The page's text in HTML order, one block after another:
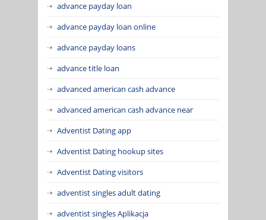
advance payday loan
advance payday loan online
advance payday loans
advance title loan
advanced american cash advance
advanced american cash advance near
Adventist Dating app
Adventist Dating hookup sites
Adventist Dating visitors
adventist singles adult dating
adventist singles Aplikacja